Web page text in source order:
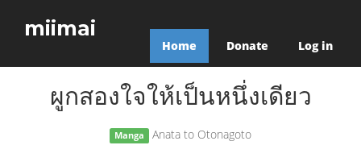
miimai
Home Donate Log in
ผูกสองใจให้เป็นหนึ่งเดียว
Manga Anata to Otonagoto